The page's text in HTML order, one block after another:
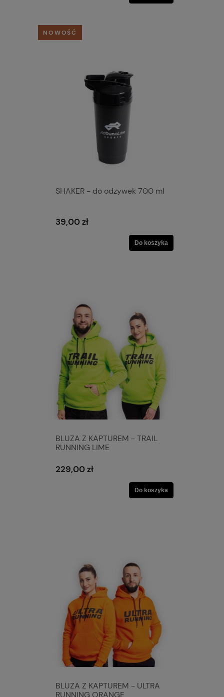
SHAKER - do odżywek 700 ml
39,00 zł
Do koszyka
NOWOŚĆ
BLUZA Z KAPTUREM - TRAIL
RUNNING LIME
229,00 zł
Do koszyka
BLUZA Z KAPTUREM - ULTRA
RUNNING ORANGE